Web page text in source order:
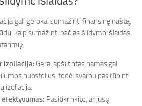
gali gerokai sumažinti finansinę naštą,
kaip sumažinti pačias šildymo išlaidas.
izoliacija: Gerai apšiltintas namas gali
nuostolius, todėl svarbu pasirūpinti
izoliacija.
Pasitikrinkite, ar jūsų